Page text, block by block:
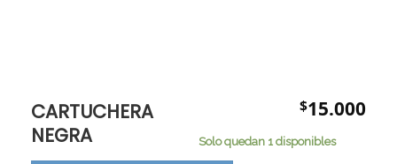
CARTUCHERA
NEGRA
$15.000
Solo quedan 1 disponibles